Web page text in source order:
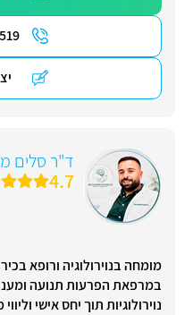
ד"ר סלים
4.7
מומחה בנוירולוגיה ורופא
במרפאת הפרעות תנועה
נוירולוגיות תוך יחס אישי